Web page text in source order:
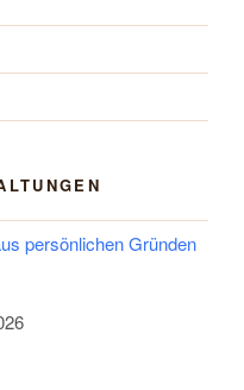
persönlichen Gründen